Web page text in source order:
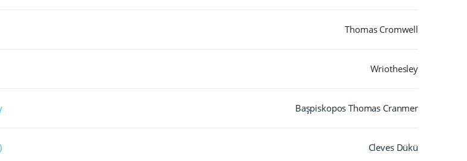
Thomas Cromwell
Wriothesley
Başpiskopos Thomas Cranmer
Cleves Dükü